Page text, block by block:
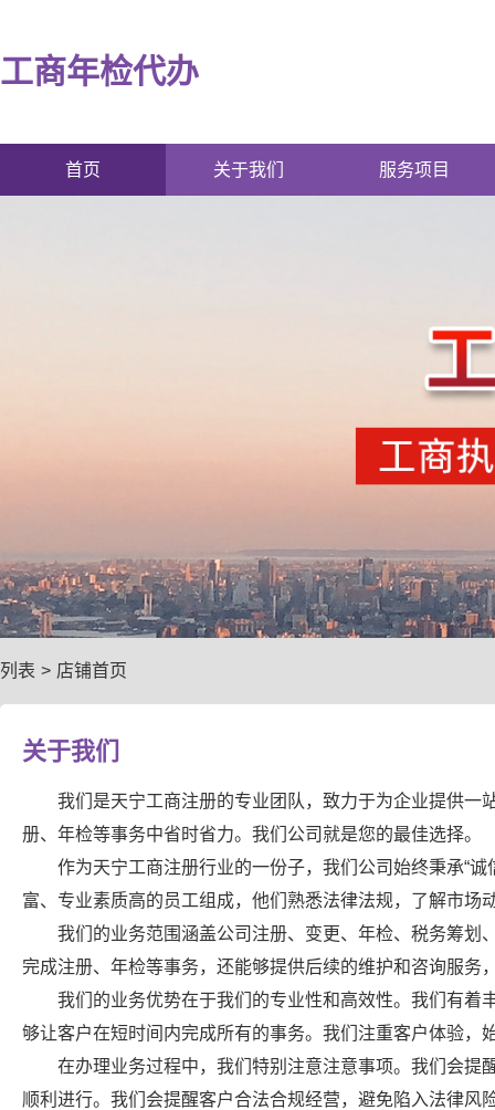
工商年检代办
首页 关于我们 服务项目
列表 > 店铺首页
关于我们
我们是天宁工商注册的专业团队，致力于为企业提供一
册、年检等事务中省时省力。我们公司就是您的最佳选择。
作为天宁工商注册行业的一份子，我们公司始终秉承“
富、专业素质高的员工组成，他们熟悉法律法规，了解市场
我们的业务范围涵盖公司注册、变更、年检、税务筹划
完成注册、年检等事务，还能够提供后续的维护和咨询服务
我们的业务优势在于我们的专业性和高效性。我们有着
够让客户在短时间内完成所有的事务。我们注重客户体验，
在办理业务过程中，我们特别注意注意事项。我们会提
顺利进行。我们会提醒客户合法合规经营，避免陷入法律风